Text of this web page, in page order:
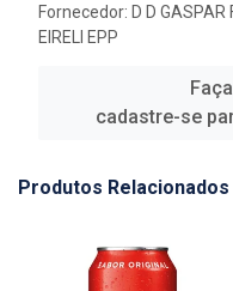
Fornecedor: D D GASPAR
EIRELI EPP
cadastre-se
Produtos Relacionados